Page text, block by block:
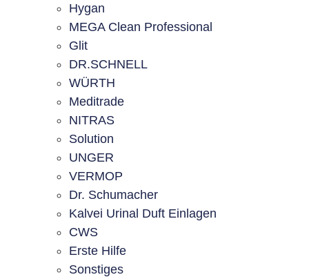
Hygan
MEGA Clean Professional
Glit
DR.SCHNELL
WÜRTH
Meditrade
NITRAS
Solution
UNGER
VERMOP
Dr. Schumacher
Kalvei Urinal Duft Einlagen
CWS
Erste Hilfe
Sonstiges